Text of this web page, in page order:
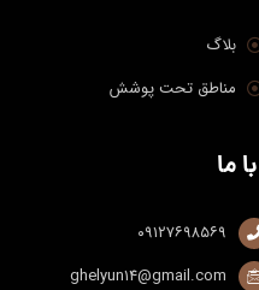
بلاگ
مناطق تحت پوشش
ما
۰۹۱۲۷۶۹۸۵۶۹
ghelyun۱۴@gmail.com